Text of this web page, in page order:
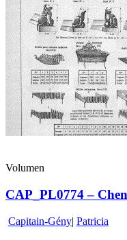
Volumen
CAP_PL0774 –
Capitain-Gény| Patricia